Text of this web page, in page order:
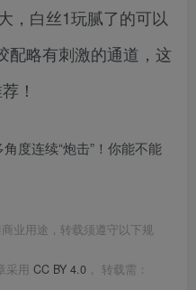
，白丝1玩腻了的可以
配略有刺激的通道，这
！
业用途，转载须遵守以下规
采用 CC BY 4.0 ， 转载需：